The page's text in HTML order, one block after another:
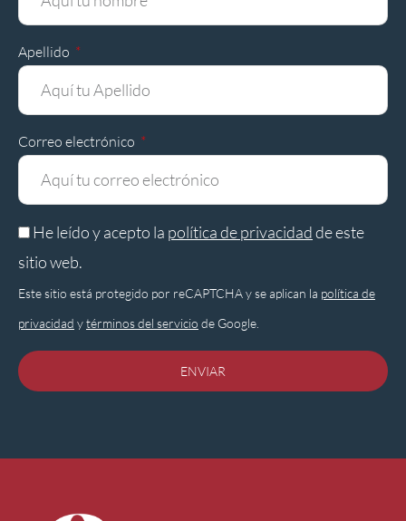
Apellido
Correo electrónico
He leído y acepto la política de privacidadde este
sitio web.
Este sitio está protegido por reCAPTCHA y se aplican la política de
privacidad ytérminos del servicio de Google.
ENVIAR